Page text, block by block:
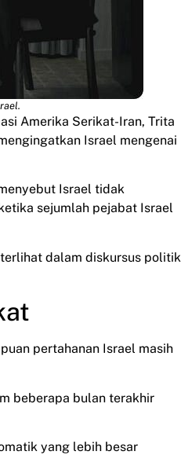
Amerika Serikat-Iran, Trita
Israel mengenai
Israel tidak
sejumlah pejabat Israel
dalam diskursus politik
pertahanan Israel masih
beberapa bulan terakhir
yang lebih besar